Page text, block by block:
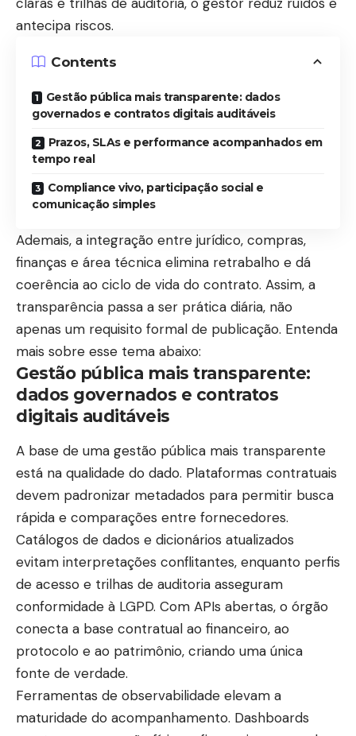
claras e trilhas de auditoria, o gestor reduz ruídos e
antecipa riscos.
Contents
Gestão pública mais transparente: dados
governados e contratos digitais auditáveis
Prazos, SLAs e performance acompanhados em
tempo real
Compliance vivo, participação social e
comunicação simples
Ademais, a integração entre jurídico, compras,
finanças e área técnica elimina retrabalho e dá
coerência ao ciclo de vida do contrato. Assim, a
transparência passa a ser prática diária, não
apenas um requisito formal de publicação. Entenda
mais sobre esse tema abaixo:
Gestão pública mais transparente:
dados governados e contratos
digitais auditáveis
A base de uma gestão pública mais transparente
está na qualidade do dado. Plataformas contratuais
devem padronizar metadados para permitir busca
rápida e comparações entre fornecedores.
Catálogos de dados e dicionários atualizados
evitam interpretações conflitantes, enquanto perfis
de acesso e trilhas de auditoria asseguram
conformidade à LGPD. Com APIs abertas, o órgão
conecta a base contratual ao financeiro, ao
protocolo e ao patrimônio, criando uma única
fonte de verdade.
Ferramentas de observabilidade elevam a
maturidade do acompanhamento. Dashboards